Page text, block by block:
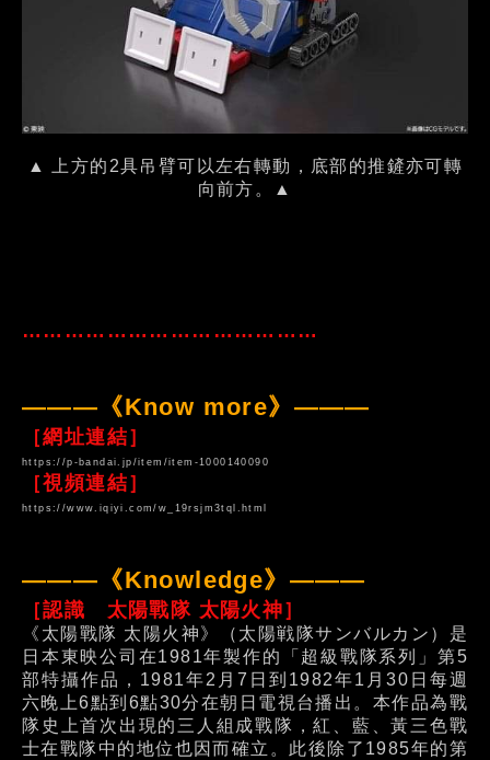
▲ 上方的2具吊臂可以左右轉動，底部的推鏟亦可轉
向前方。▲
……………………………………
———《Know more》———
［網址連結］
https://p-bandai.jp/item/item-1000140090
［視頻連結］
https://www.iqiyi.com/w_19rsjm3tql.html
———《Knowledge》———
［認識 太陽戰隊 太陽火神］
《太陽戰隊 太陽火神》（太陽戦隊サンバルカン）是
日本東映公司在1981年製作的「超級戰隊系列」第5
部特攝作品，1981年2月7日到1982年1月30日每週
六晚上6點到6點30分在朝日電視台播出。本作品為戰
隊史上首次出現的三人組成戰隊，紅、藍、黃三色戰
士在戰隊中的地位也因而確立。此後除了1985年的第